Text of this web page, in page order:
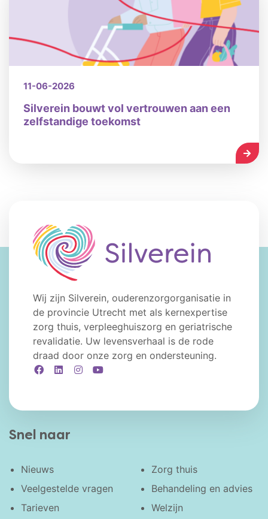
11-06-2026
Silverein bouwt vol vertrouwen aan een
zelfstandige toekomst
Wij zijn Silverein, ouderenzorgorganisatie in
de provincie Utrecht met als kernexpertise
zorg thuis, verpleeghuiszorg en geriatrische
revalidatie. Uw levensverhaal is de rode
draad door onze zorg en ondersteuning.
FacebookLinkedInInstagram
Snel naar
Nieuws
Veelgestelde vragen
Tarieven
Zorg thuis
Behandeling en advies
Welzijn